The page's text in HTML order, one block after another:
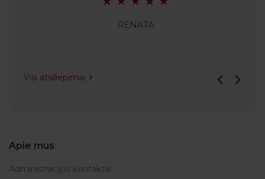
RENATA
Visi atsiliepimai
Apie mus
Administracijos kontaktai